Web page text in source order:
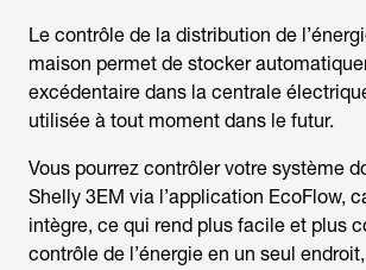
Le contrôle de la distribution de
maison permet de stocker
excédentaire dans la centrale
utilisée à tout moment dans le futur.
Vous pourrez contrôler votre système
Shelly 3EM via l’application EcoFlow,
intègre, ce qui rend plus facile et plus
contrôle de l’énergie en un seul